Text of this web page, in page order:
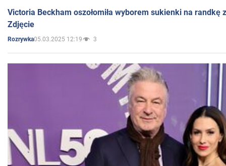
Victoria Beckham oszołomiła wyborem sukienki na randkę
Zdjęcie
Rozrywka05.03.2025 12:19 3